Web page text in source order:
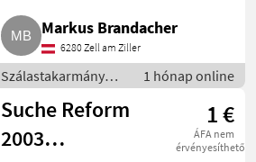
Markus Brandacher
6280 Zell am Ziller
Szálastakarmány
betakarítók / Hegyi
gépesítés
1 hónap online
Suche Reform
2003
1 €
ÁFA nem
érvényesíthető